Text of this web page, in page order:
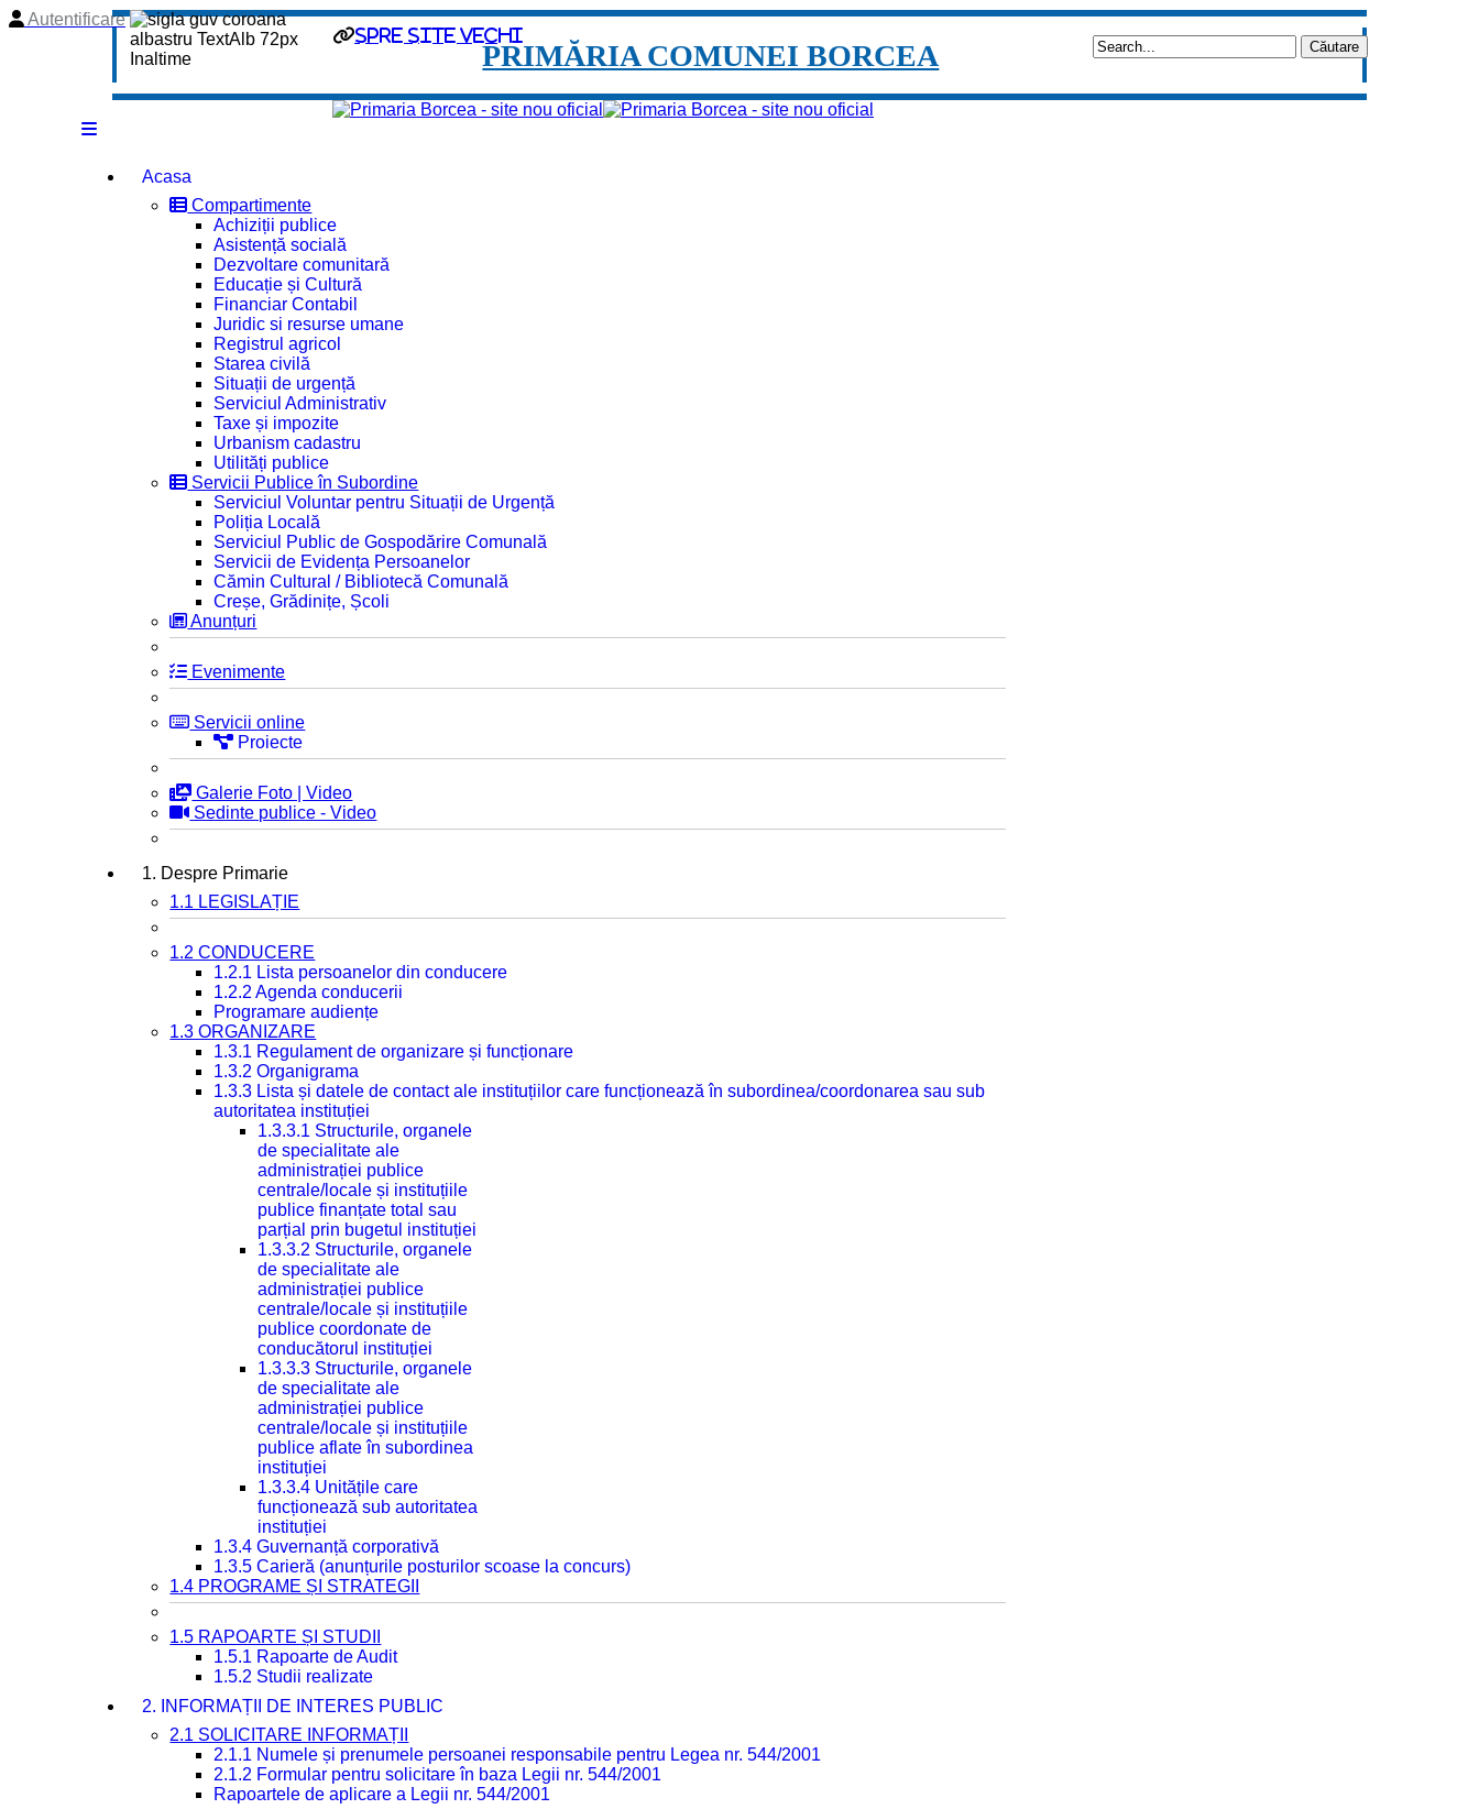
spre site vechi
Autentificare
PRIMĂRIA COMUNEI BORCEA
Acasa
Compartimente
Achiziții publice
Asistență socială
Dezvoltare comunitară
Educație și Cultură
Financiar Contabil
Juridic si resurse umane
Registrul agricol
Starea civilă
Situații de urgență
Serviciul Administrativ
Taxe și impozite
Urbanism cadastru
Utilități publice
Servicii Publice în Subordine
Serviciul Voluntar pentru Situații de Urgență
Poliția Locală
Serviciul Public de Gospodărire Comunală
Servicii de Evidența Persoanelor
Cămin Cultural / Bibliotecă Comunală
Creșe, Grădinițe, Școli
Anunțuri
Evenimente
Servicii online
Proiecte
Galerie Foto | Video
Sedinte publice - Video
1. Despre Primarie
1.1 LEGISLAȚIE
1.2 CONDUCERE
1.2.1 Lista persoanelor din conducere
1.2.2 Agenda conducerii
Programare audiențe
1.3 ORGANIZARE
1.3.1 Regulament de organizare și funcționare
1.3.2 Organigrama
1.3.3 Lista și datele de contact ale instituțiilor care funcționează în subordinea/coordonarea sau sub
autoritatea instituției
1.3.3.1 Structurile, organele
de specialitate ale
administrației publice
centrale/locale și instituțiile
publice finanțate total sau
parțial prin bugetul instituției
1.3.3.2 Structurile, organele
de specialitate ale
administrației publice
centrale/locale și instituțiile
publice coordonate de
conducătorul instituției
1.3.3.3 Structurile, organele
de specialitate ale
administrației publice
centrale/locale și instituțiile
publice aflate în subordinea
instituției
1.3.3.4 Unitățile care
funcționează sub autoritatea
instituției
1.3.4 Guvernanță corporativă
1.3.5 Carieră (anunțurile posturilor scoase la concurs)
1.4 PROGRAME ȘI STRATEGII
1.5 RAPOARTE ȘI STUDII
1.5.1 Rapoarte de Audit
1.5.2 Studii realizate
2. INFORMAȚII DE INTERES PUBLIC
2.1 SOLICITARE INFORMAȚII
2.1.1 Numele și prenumele persoanei responsabile pentru Legea nr. 544/2001
2.1.2 Formular pentru solicitare în baza Legii nr. 544/2001
Rapoartele de aplicare a Legii nr. 544/2001